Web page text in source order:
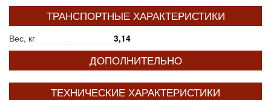
ТРАНСПОРТНЫЕ ХАРАКТЕРИСТИКИ
Вес, кг 3,14
ДОПОЛНИТЕЛЬНО
ТЕХНИЧЕСКИЕ ХАРАКТЕРИСТИКИ